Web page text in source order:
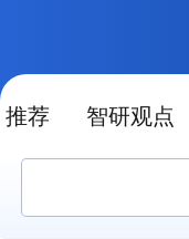
推荐 智研观点